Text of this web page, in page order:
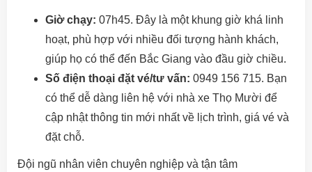
Giờ chạy: 07h45. Đây là một khung giờ khá linh
hoạt, phù hợp với nhiều đối tượng hành khách,
giúp họ có thể đến Bắc Giang vào đầu giờ chiều.
Số điện thoại đặt vé/tư vấn: 0949 156 715. Bạn
có thể dễ dàng liên hệ với nhà xe Thọ Mười để
cập nhật thông tin mới nhất về lịch trình, giá vé và
đặt chỗ.
Đội ngũ nhân viên chuyên nghiệp và tận tâm